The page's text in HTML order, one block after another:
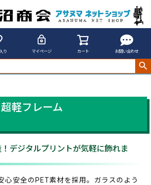
り マイページ カート お問い合わせ
超軽フレーム
デジタルプリントが気軽に飾れま
心安全のPET素材を採用。ガラスのよう